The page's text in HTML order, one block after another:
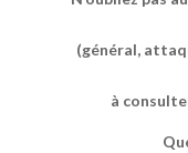
(général,
à